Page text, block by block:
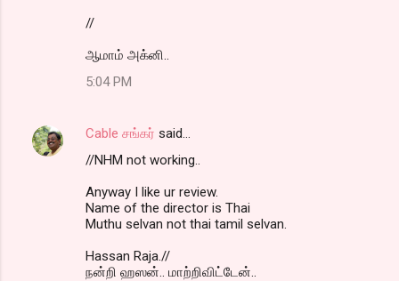
//
ஆமாம் அக்னி..
5:04 PM
Cable சங்கர் said…
//NHM not working..
Anyway I like ur review.
Name of the director is Thai
Muthu selvan not thai tamil selvan.
Hassan Raja.//
நன்றி ஹஸன்.. மாற்றிவிட்டேன்..